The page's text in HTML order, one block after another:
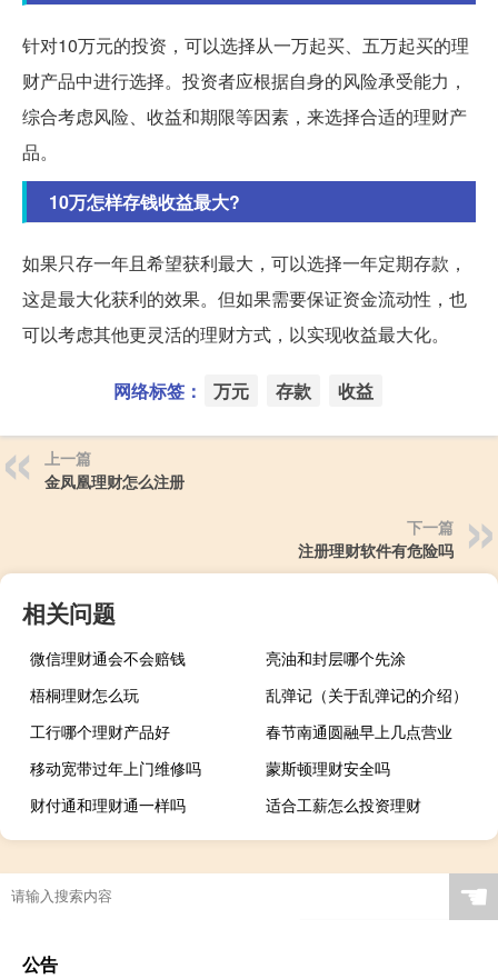
针对10万元的投资，可以选择从一万起买、五万起买的理
财产品中进行选择。投资者应根据自身的风险承受能力，
综合考虑风险、收益和期限等因素，来选择合适的理财产
品。
10万怎样存钱收益最大?
如果只存一年且希望获利最大，可以选择一年定期存款，
这是最大化获利的效果。但如果需要保证资金流动性，也
可以考虑其他更灵活的理财方式，以实现收益最大化。
网络标签： 万元 存款 收益
上一篇
金凤凰理财怎么注册
下一篇
注册理财软件有危险吗
相关问题
微信理财通会不会赔钱
亮油和封层哪个先涂
梧桐理财怎么玩
乱弹记（关于乱弹记的介绍）
工行哪个理财产品好
春节南通圆融早上几点营业
移动宽带过年上门维修吗
蒙斯顿理财安全吗
财付通和理财通一样吗
适合工薪怎么投资理财
☚
公告